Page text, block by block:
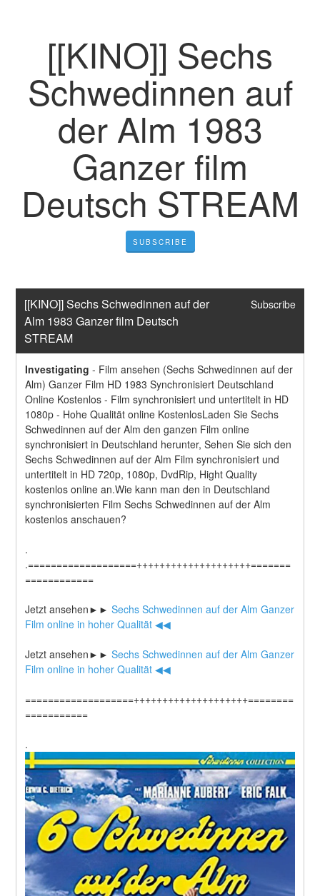
[[KINO]] Sechs
Schwedinnen auf
der Alm 1983
Ganzer film
Deutsch STREAM
SUBSCRIBE
[[KINO]] Sechs Schwedinnen auf der
Alm 1983 Ganzer film Deutsch
STREAM
Subscribe
Investigating - Film ansehen (Sechs Schwedinnen auf der
Alm) Ganzer Film HD 1983 Synchronisiert Deutschland
Online Kostenlos - Film synchronisiert und untertitelt in HD
1080p - Hohe Qualität online KostenlosLaden Sie Sechs
Schwedinnen auf der Alm den ganzen Film online
synchronisiert in Deutschland herunter, Sehen Sie sich den
Sechs Schwedinnen auf der Alm Film synchronisiert und
untertitelt in HD 720p, 1080p, DvdRip, Hight Quality
kostenlos online an.Wie kann man den in Deutschland
synchronisierten Film Sechs Schwedinnen auf der Alm
kostenlos anschauen?
.
.===================++++++++++++++++++++=======
============
Jetzt ansehen►► Sechs Schwedinnen auf der Alm Ganzer
Film online in hoher Qualität ◀◀
Jetzt ansehen►► Sechs Schwedinnen auf der Alm Ganzer
Film online in hoher Qualität ◀◀
===================++++++++++++++++++++========
===========
.